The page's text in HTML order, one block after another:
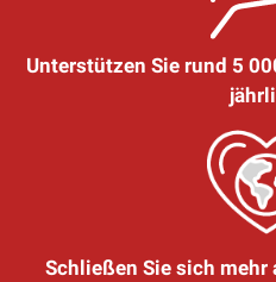
Unterstützen Sie rund 5
Schließen Sie sich